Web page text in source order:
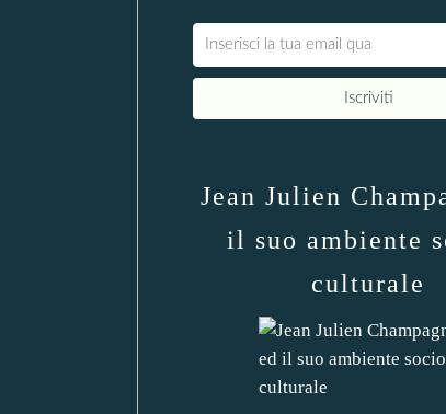
Jean Julien
il suo ambiente
culturale